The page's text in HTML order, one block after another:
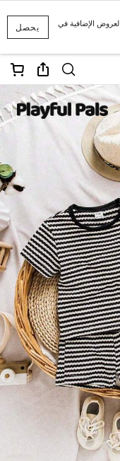
يحصل
الإضافية في